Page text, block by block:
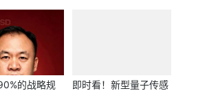
读
的战略规
即时看！新型量子传感